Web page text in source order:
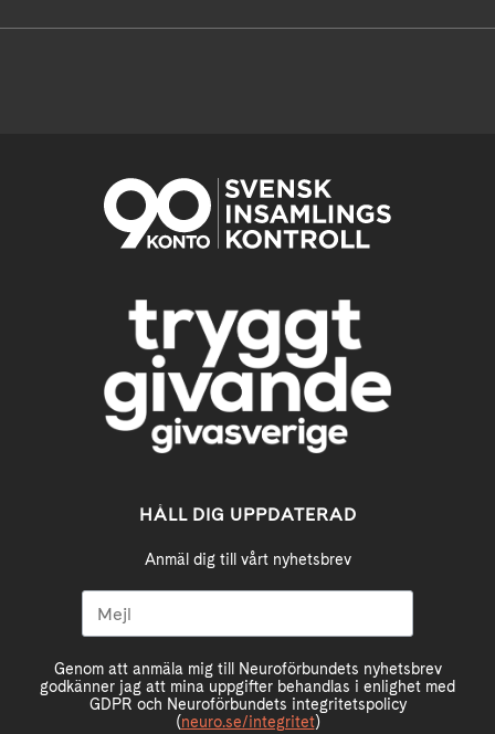
HÅLL DIG UPPDATERAD
Anmäl dig till vårt nyhetsbrev
Genom att anmäla mig till Neuroförbundets nyhetsbrev
godkänner jag att mina uppgifter behandlas i enlighet med
GDPR och Neuroförbundets integritetspolicy
(neuro.se/integritet)